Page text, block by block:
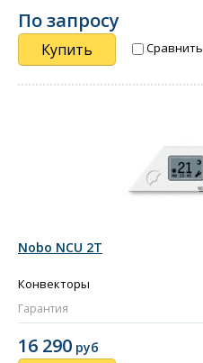
По запросу
Купить Сравнить
Nobo NCU 2Т
Конвекторы
Гарантия
16 290 руб